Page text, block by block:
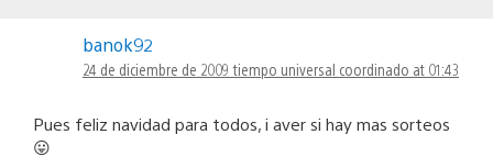
banok92
24 de diciembre de 2009 tiempo universal coordinado at 01:43
Pues feliz navidad para todos, i aver si hay mas sorteos
😛